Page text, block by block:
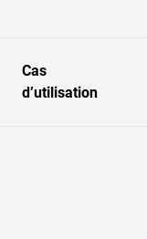
Cas
d’utilisation